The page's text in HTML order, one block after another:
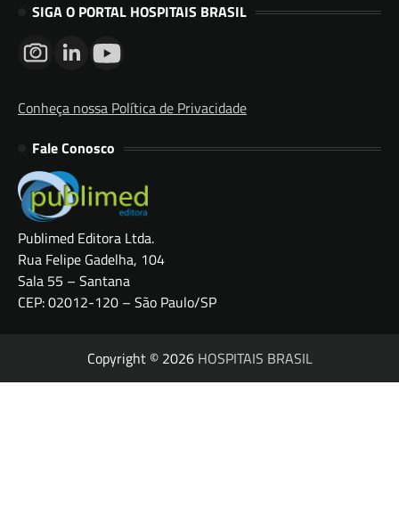
SIGA O PORTAL HOSPITAIS BRASIL
Conheça nossa Política de Privacidade
Fale Conosco
Publimed Editora Ltda.
Rua Felipe Gadelha, 104
Sala 55 – Santana
CEP: 02012-120 – São Paulo/SP
Copyright © 2026 HOSPITAIS BRASIL